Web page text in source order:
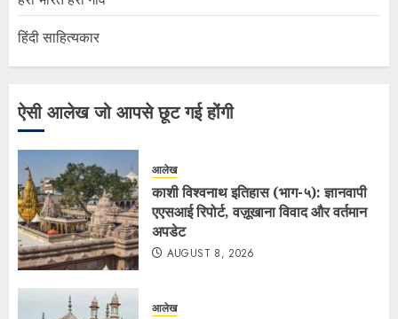
हिंदी साहित्यकार
ऐसी आलेख जो आपसे छूट गई होंगी
आलेख
काशी विश्वनाथ इतिहास (भाग-५): ज्ञानवापी
एएसआई रिपोर्ट, वज़ूखाना विवाद और वर्तमान
अपडेट
AUGUST 8, 2026
आलेख